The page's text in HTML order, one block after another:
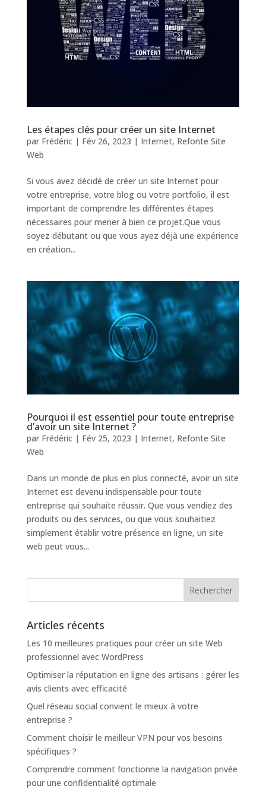
Les étapes clés pour créer un site Internet
par Frédéric| Fév 26, 2023 | Internet, Refonte Site
Web
Si vous avez décidé de créer un site Internet pour
votre entreprise, votre blog ou votre portfolio, il est
important de comprendre les différentes étapes
nécessaires pour mener à bien ce projet.Que vous
soyez débutant ou que vous ayez déjà une expérience
en création...
Pourquoi il est essentiel pour toute entreprise
d’avoir un site Internet ?
par Frédéric| Fév 25, 2023 | Internet, Refonte Site
Web
Dans un monde de plus en plus connecté, avoir un site
Internet est devenu indispensable pour toute
entreprise qui souhaite réussir. Que vous vendiez des
produits ou des services, ou que vous souhaitiez
simplement établir votre présence en ligne, un site
web peut vous...
Articles récents
Les 10 meilleures pratiques pour créer un site Web
professionnel avec WordPress
Optimiser la réputation en ligne des artisans : gérer les
avis clients avec efficacité
Quel réseau social convient le mieux à votre
entreprise ?
Comment choisir le meilleur VPN pour vos besoins
spécifiques ?
Comprendre comment fonctionne la navigation privée
pour une confidentialité optimale